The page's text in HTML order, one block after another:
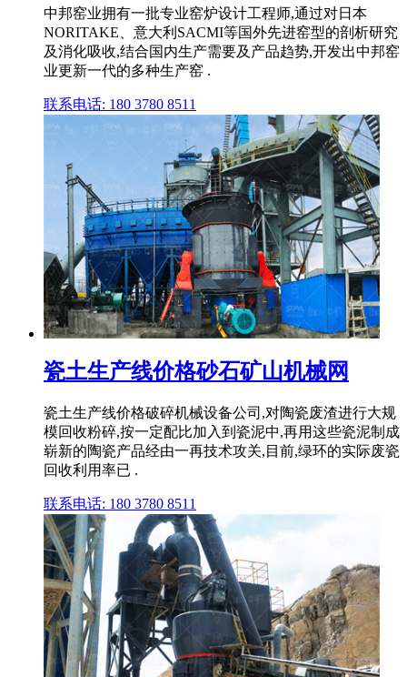
中邦窑业拥有一批专业窑炉设计工程师,通过对日本
NORITAKE、意大利SACMI等国外先进窑型的剖析研究
及消化吸收,结合国内生产需要及产品趋势,开发出中邦窑
业更新一代的多种生产窑 .
联系电话: 180 3780 8511
瓷土生产线价格砂石矿山机械网
瓷土生产线价格破碎机械设备公司,对陶瓷废渣进行大规
模回收粉碎,按一定配比加入到瓷泥中,再用这些瓷泥制成
崭新的陶瓷产品经由一再技术攻关,目前,绿环的实际废瓷
回收利用率已 .
联系电话: 180 3780 8511